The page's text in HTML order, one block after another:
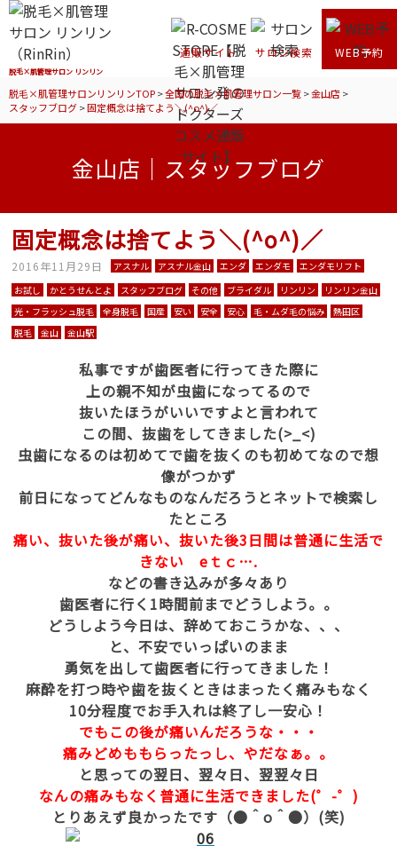
脱毛×肌管理サロン リンリン
通販サイト サロン検索 WEB予約
脱毛×肌管理サロンリンリンTOP>全国の脱毛×肌管理サロン一覧>金山店>
スタッフブログ>固定概念は捨てよう＼(^o^)／
金山店｜スタッフブログ
固定概念は捨てよう＼(^o^)／
2016年11月29日 アスナル アスナル金山 エンダ エンダモ
エンダモリフト
お試し
かとうせんとよ スタッフブログ その他 ブライダル リンリン
リンリン金山
光・フラッシュ脱毛
全身脱毛 国産 安い 安全 安心 毛・ムダ毛の悩み
熱田区
脱毛
金山 金山駅
私事ですが歯医者に行ってきた際に
上の親不知が虫歯になってるので
抜いたほうがいいですよと言われて
この間、抜歯をしてきました(>_<)
虫歯になるのは初めてで歯を抜くのも初めてなので想
像がつかず
前日になってどんなものなんだろうとネットで検索し
たところ
痛い、抜いた後が痛い、抜いた後3日間は普通に生活で
きない eｔｃ….
などの書き込みが多々あり
歯医者に行く1時間前までどうしよう。。
どうしよう今日は、辞めておこうかな、、、
と、不安でいっぱいのまま
勇気を出して歯医者に行ってきました！
麻酔を打つ時や歯を抜くときはまったく痛みもなく
10分程度でお手入れは終了し一安心！
でもこの後が痛いんだろうな・・・
痛みどめももらったっし、やだなぁ。。
と思っての翌日、翌々日、翌翌々日
なんの痛みもなく普通に生活できました(゜-゜)
とりあえず良かったです（●＾o＾●）(笑)